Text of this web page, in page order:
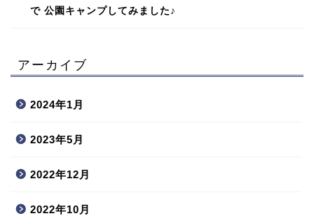
で 公園キャンプしてみました♪
アーカイブ
2024年1月
2023年5月
2022年12月
2022年10月